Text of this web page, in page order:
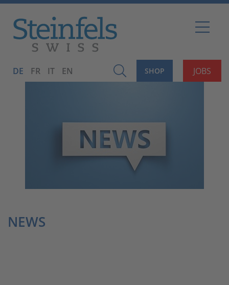
JOBS
SHOP
DE FR IT EN
NEWS